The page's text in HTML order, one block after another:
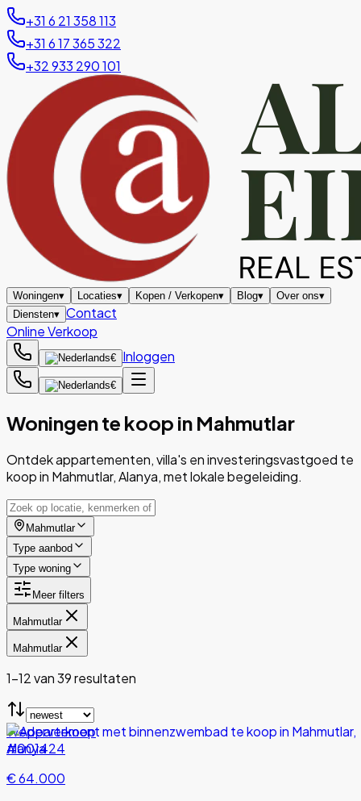
+31 6 21 358 113
+31 6 17 365 322
+32 933 290 101
Woningen▾ Locaties▾ Kopen / Verkopen▾ Blog▾ Over ons▾
Diensten▾ Contact
Online Verkoop
€ Inloggen
€
Woningen te koop in Mahmutlar
Ontdek appartementen, villa's en investeringsvastgoed te
koop in Mahmutlar, Alanya, met lokale begeleiding.
Mahmutlar
Type aanbod
Type woning
Meer filters
Mahmutlar
Mahmutlar
1-12 van 39 resultaten
Wederverkoop
#001424
€ 64.000